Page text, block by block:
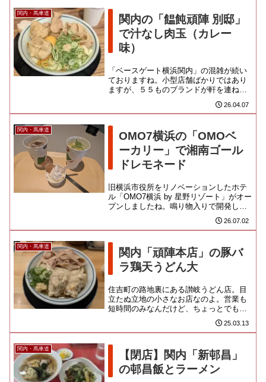
関内・馬車道
関内の「饂飩頑陣 別邸」
で汁なし肉玉（カレー
味）
「ベースゲート横浜関内」の混雑が続い
ておりますね。小型店舗ばかりではあり
ますが、５５ものブランドが軒を連ねる
きません。ぶっちゃけ、どのお... 26.04.07
関内・馬車道
OMO7横浜の「OMOベ
ーカリー」で湘南ゴール
ドレモネード
旧横浜市役所をリノベーションしたホテ
ル「OMO7横浜 by 星野リゾート」がオー
プンしましたね。鳴り物入りで開発した
のが ”愛犬との都市観光を楽しめるドッグ
26.07.02
関内・馬車道
関内「頑陣本店」の豚バ
ラ鶏天うどん大
住吉町の路地裏にある讃岐うどん店。目
立たぬ立地の小さなお店なのよ。営業も
短時間のみなんだけど、ちょっとでも手
が空くとお姉さんが熱心に呼び込みもし
ておりますし、ランチのピーク... 25.03.13
関内・馬車道
【閉店】関内「新邨昌」
の邨昌飯とラーメン